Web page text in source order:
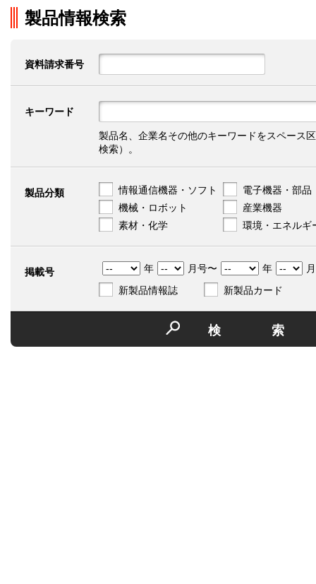
製品情報検索
資料請求番号
キーワード
製品名、企業名その他のキーワードをスペース
検索）。
製品分類 情報通信機器・ソフト
電子機器・部品
機械・ロボット
産業機器
素材・化学
環境・エネルギ
掲載号 年 月号〜 年
新製品情報誌
新製品カード
検